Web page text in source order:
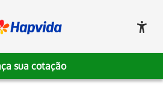
sua cotação